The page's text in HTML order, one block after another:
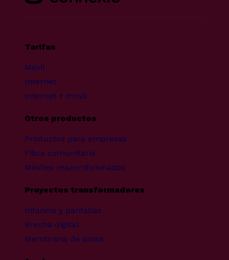
Tarifas
Móvil
Internet
Internet + móvil
Otros productos
Productos para empresas
Fibra comunitaria
Móviles reacondicionados
Proyectos transformadores
Infancia y pantallas
Brecha digital
Membrana de datos